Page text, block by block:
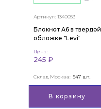
Артикул: 1340053
Блокнот А6 в твердой
обложке "Levi"
Цена:
245 ₽
Склад Москва: 547 шт.
В корзину